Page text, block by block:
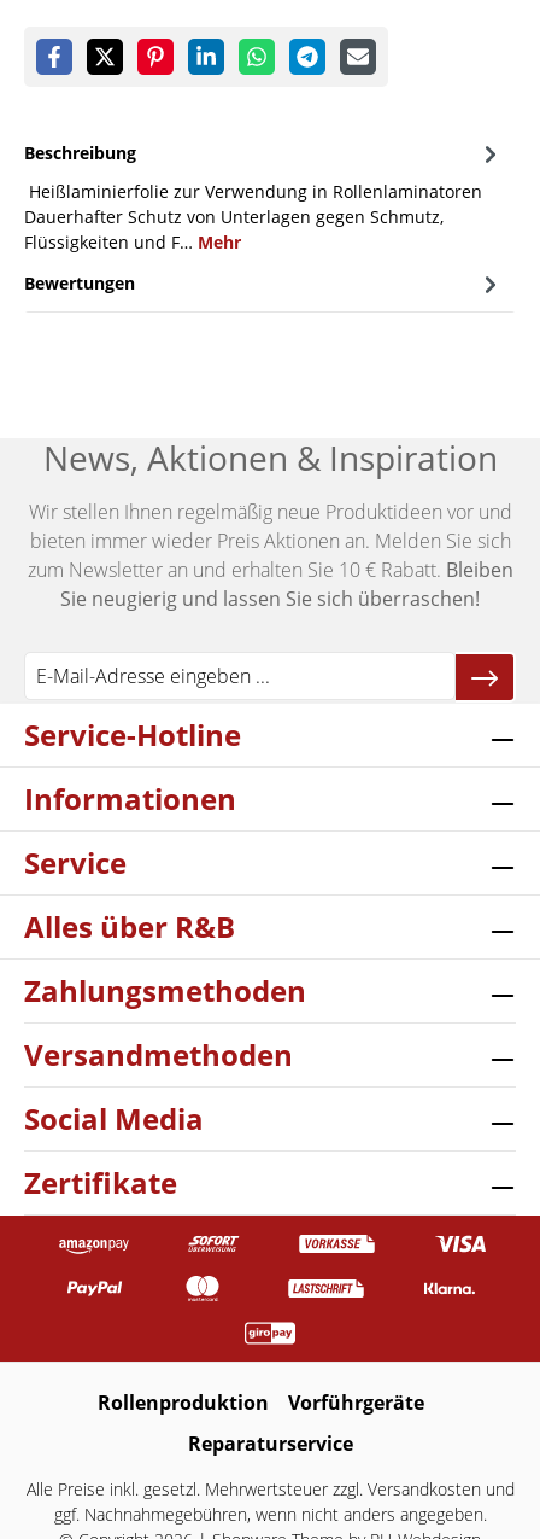
Beschreibung
Heißlaminierfolie zur Verwendung in Rollenlaminatoren
Dauerhafter Schutz von Unterlagen gegen Schmutz,
Flüssigkeiten und F… Mehr
Bewertungen
News, Aktionen & Inspiration
Wir stellen Ihnen regelmäßig neue Produktideen vor und
bieten immer wieder Preis Aktionen an. Melden Sie sich
zum Newsletter an und erhalten Sie 10 € Rabatt. Bleiben
Sie neugierig und lassen Sie sich überraschen!
Service-Hotline
Informationen
Service
Alles über R&B
Zahlungsmethoden
Versandmethoden
Social Media
Zertifikate
Rollenproduktion
Vorführgeräte
Reparaturservice
Alle Preise inkl. gesetzl. Mehrwertsteuer zzgl. Versandkostenund
ggf. Nachnahmegebühren, wenn nicht anders angegeben.